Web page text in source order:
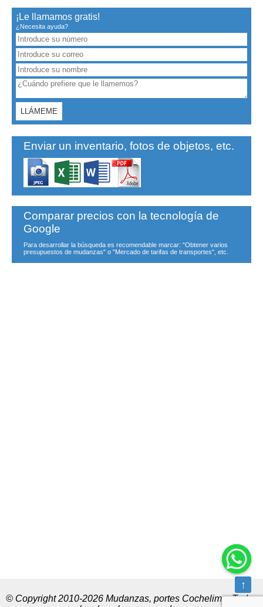
¡Le llamamos gratis!
¿Necesita ayuda?
Enviar un inventario, fotos de objetos, etc.
Comparar precios con la tecnología de
Google
Para desarrollar la búsqueda es recomendable marcar: "Obtener varios
presupuestos de mudanzas" o "Mercado de tarifas de transportes", etc.
© Copyright 2010-2026 Mudanzas, portes Cochelimp. Todos
↑